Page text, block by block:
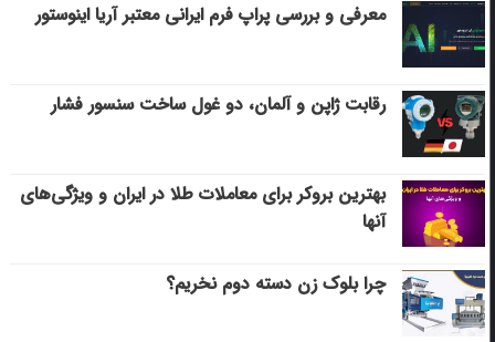
معرفی و بررسی پراپ فرم ایرانی معتبر آریا اینوستور
رقابت ژاپن و آلمان، دو غول ساخت سنسور فشار
بهترین بروکر برای معاملات طلا در ایران و ویژگی‌های
آنها
چرا بلوک زن دسته دوم نخریم؟